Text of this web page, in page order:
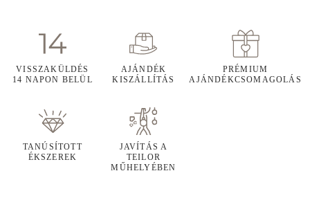
VISSZAKÜLDÉS
14 NAPON BELÜL
AJÁNDÉK
KISZÁLLÍTÁS
PRÉMIUM
AJÁNDÉKCSOMAGOLÁS
TANÚSÍTOTT
ÉKSZEREK
JAVÍTÁS A
TEILOR
MŰHELYÉBEN